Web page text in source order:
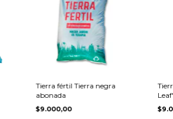
Tierra fértil Tierra negra
abonada
$9.000,00